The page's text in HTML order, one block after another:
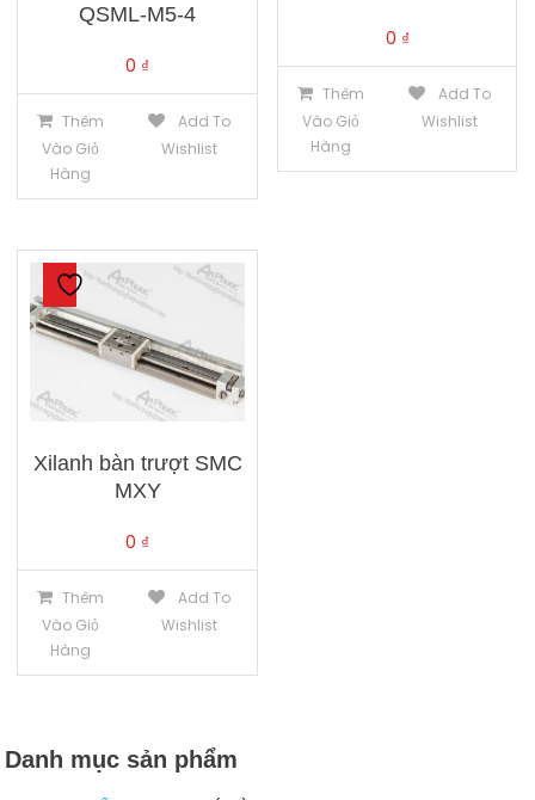
QSML-M5-4
0 ₫
Thêm
Vào Giỏ
Hàng
Add To
Wishlist
0 ₫
Thêm
Vào Giỏ
Hàng
Add To
Wishlist
Xilanh bàn trượt SMC
MXY
0 ₫
Thêm
Vào Giỏ
Hàng
Add To
Wishlist
Danh mục sản phẩm